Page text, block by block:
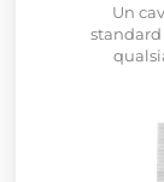
Un
standard